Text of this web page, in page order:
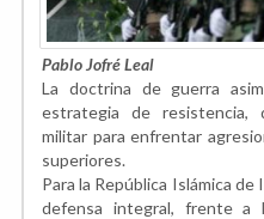
Pablo Jofré Leal
La doctrina de guerra
estrategia de resistencia,
militar para enfrentar
superiores.
Para la República Islámica de
defensa integral, frente a